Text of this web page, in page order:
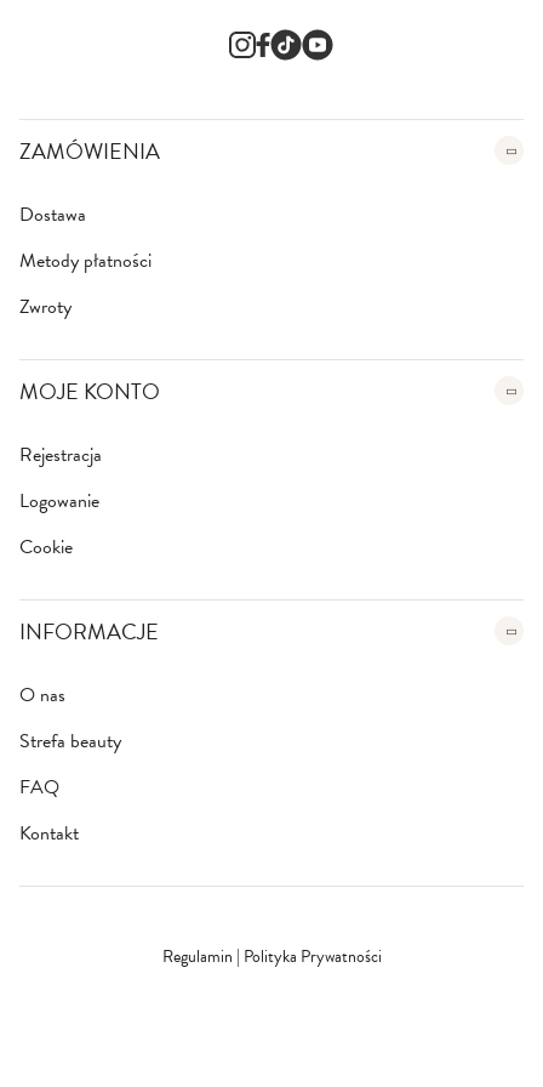
t
e
rZAMÓWIENIA
Dostawa
Metody płatności
Zwroty
MOJE KONTO
Rejestracja
Logowanie
Cookie
INFORMACJE
O nas
Strefa beauty
FAQ
Kontakt
Regulamin | Polityka Prywatności